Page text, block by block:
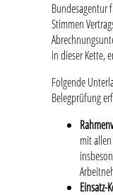
Bundesagentur
Stimmen
in dieser Kette,
Folgende
Belegprüfung
mit
Einsatz-